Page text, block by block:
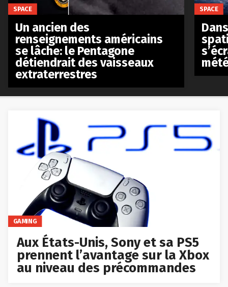
GAMING
Aux États-Unis, Sony et sa PS5
prennent l’avantage sur la Xbox
au niveau des précommandes
SPACE
Un ancien des
renseignements américains
se lâche: le Pentagone
détiendrait des vaisseaux
extraterrestres
SPACE